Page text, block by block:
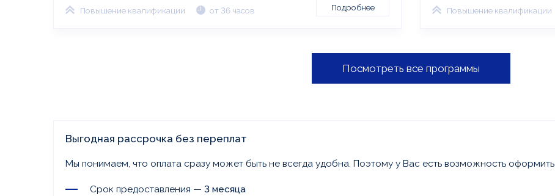
Повышение квалификации от 36 часов Подробнее Повышение квалификации
Посмотреть все программы
Выгодная рассрочка без переплат
Мы понимаем, что оплата сразу может быть не всегда удобна. Поэтому у Вас есть возможность оформить
Срок предоставления — 3 месяца